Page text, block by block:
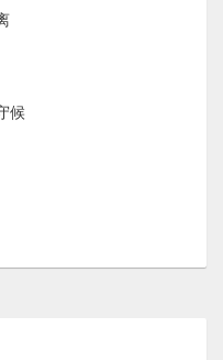
候